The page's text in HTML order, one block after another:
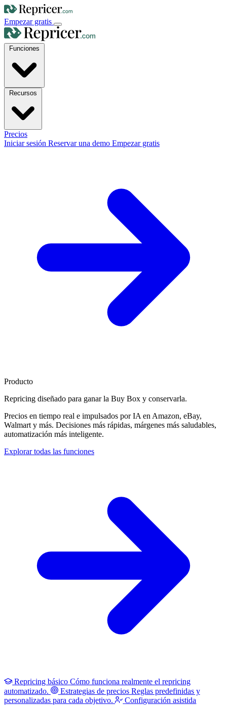
Empezar gratis
Precios
Iniciar sesión Reservar una demo Empezar gratis
Producto
Repricing diseñado para ganar la Buy Box y conservarla.
Precios en tiempo real e impulsados por IA en Amazon, eBay,
Walmart y más. Decisiones más rápidas, márgenes más saludables,
automatización más inteligente.
Explorar todas las funciones
Repricing básico Cómo funciona realmente el repricing
automatizado.
Estrategias de precios Reglas predefinidas y
personalizadas para cada objetivo.
Configuración asistida